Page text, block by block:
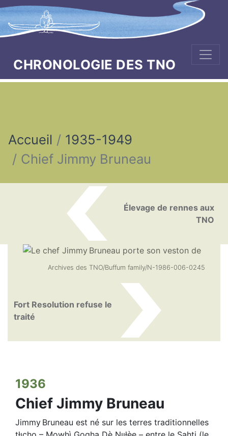
CHRONOLOGIE DES TNO
Accueil
1935-1949
Chief Jimmy Bruneau
Naviguer dans la
Élevage de rennes aux
TNO
Fort Resolution refuse le
traité
Archives des TNO/Buffum family/N-1986-006-0245
1936
Chief Jimmy Bruneau
Jimmy Bruneau est né sur les terres traditionnelles